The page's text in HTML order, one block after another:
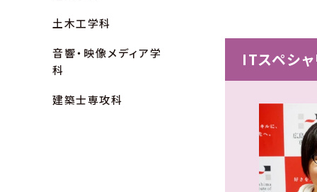
土木工学科
音響・映像メディア学
科
建築士専攻科
ITスペシ